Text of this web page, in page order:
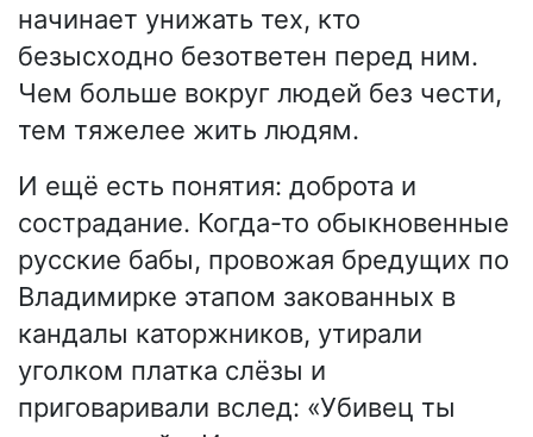
начинает унижать тех, кто
безысходно безответен перед ним.
Чем больше вокруг людей без чести,
тем тяжелее жить людям.
И ещё есть понятия: доброта и
сострадание. Когда-то обыкновенные
русские бабы, провожая бредущих по
Владимирке этапом закованных в
кандалы каторжников, утирали
уголком платка слёзы и
приговаривали вслед: «Убивец ты